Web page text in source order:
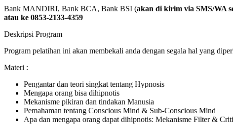
Bank MANDIRI, Bank BCA, Bank BSI (akan di kirim via SMS/WA
atau ke 0853-2133-4359
Deskripsi Program
Program pelatihan ini akan membekali anda dengan segala hal yang
Materi :
Pengantar dan teori singkat tentang Hypnosis
Mengapa orang bisa dihipnotis
Mekanisme pikiran dan tindakan Manusia
Pemahaman tentang Conscious Mind & Sub-Conscious Mind
Apa dan mengapa orang dapat dihipnotis: Mekanisme Filter &